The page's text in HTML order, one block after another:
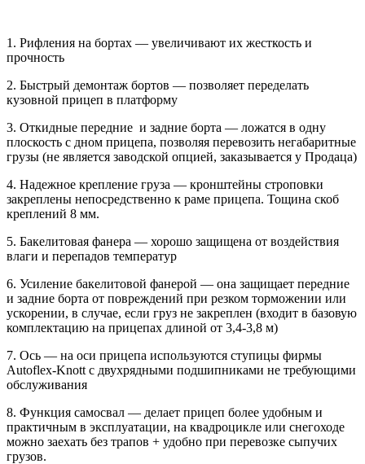
1. Рифления на бортах — увеличивают их жесткость и
прочность
2. Быстрый демонтаж бортов — позволяет переделать
кузовной прицеп в платформу
3. Откидные передние и задние борта — ложатся в одну
плоскость с дном прицепа, позволяя перевозить негабаритные
грузы (не является заводской опцией, заказывается у Продаца)
4. Надежное крепление груза — кронштейны строповки
закреплены непосредственно к раме прицепа. Тощина скоб
креплений 8 мм.
5. Бакелитовая фанера — хорошо защищена от воздействия
влаги и перепадов температур
6. Усиление бакелитовой фанерой — она защищает передние
и задние борта от повреждений при резком торможении или
ускорении, в случае, если груз не закреплен (входит в базовую
комплектацию на прицепах длиной от 3,4-3,8 м)
7. Ось — на оси прицепа используются ступицы фирмы
Autoflex-Knott с двухрядными подшипниками не требующими
обслуживания
8. Функция самосвал — делает прицеп более удобным и
практичным в эксплуатации, на квадроцикле или снегоходе
можно заехать без трапов + удобно при перевозке сыпучих
грузов.